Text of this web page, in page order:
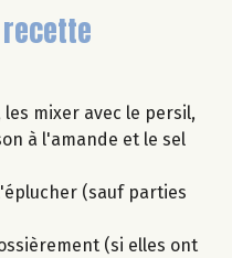
recette
mixer avec le persil,
à l'amande et le sel
(sauf parties
(si elles ont